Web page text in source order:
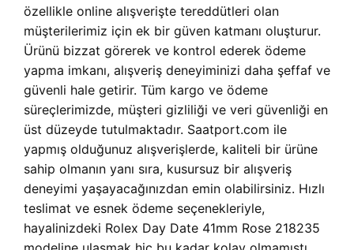
özellikle online alışverişte tereddütleri olan
müşterilerimiz için ek bir güven katmanı oluşturur.
Ürünü bizzat görerek ve kontrol ederek ödeme
yapma imkanı, alışveriş deneyiminizi daha şeffaf ve
güvenli hale getirir. Tüm kargo ve ödeme
süreçlerimizde, müşteri gizliliği ve veri güvenliği en
üst düzeyde tutulmaktadır. Saatport.com ile
yapmış olduğunuz alışverişlerde, kaliteli bir ürüne
sahip olmanın yanı sıra, kusursuz bir alışveriş
deneyimi yaşayacağınızdan emin olabilirsiniz. Hızlı
teslimat ve esnek ödeme seçenekleriyle,
hayalinizdeki Rolex Day Date 41mm Rose 218235